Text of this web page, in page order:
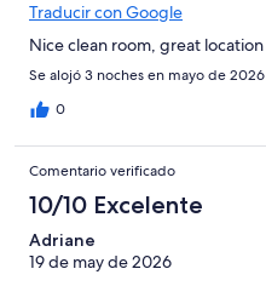
Traducir con Google
Nice clean room, great location
Se alojó 3 noches en mayo de 2026
0
Comentario verificado
10/10 Excelente
Adriane
19 de may de 2026